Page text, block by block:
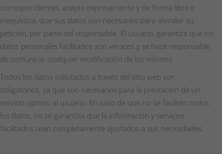
correspondientes, acepta expresamente y de forma libre e
inequívoca, que sus datos son necesarios para atender su
petición, por parte del responsable. El usuario, garantiza que los
datos personales facilitados son veraces y se hace responsable
de comunicar cualquier modificación de los mismos.
Todos los datos solicitados a través del sitio web son
obligatorios, ya que son necesarios para la prestación de un
servicio óptimo al usuario. En caso de que no se faciliten todos
los datos, no se garantiza que la información y servicios
facilitados sean completamente ajustados a sus necesidades.